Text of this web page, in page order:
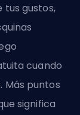
gustos,
cuando
Más puntos
significa